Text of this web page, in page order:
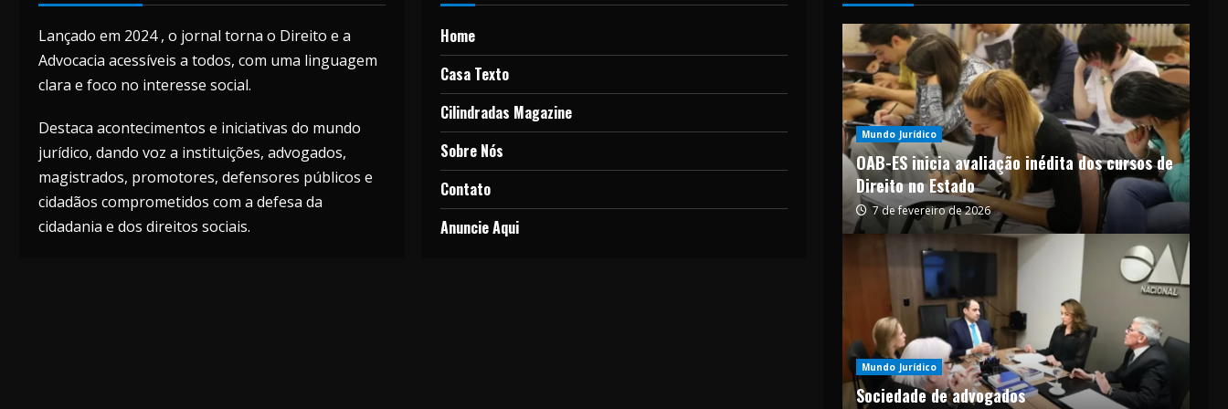
Lançado em 2024 , o jornal torna o Direito e a
Advocacia acessíveis a todos, com uma linguagem
clara e foco no interesse social.
Destaca acontecimentos e iniciativas do mundo
jurídico, dando voz a instituições, advogados,
magistrados, promotores, defensores públicos e
cidadãos comprometidos com a defesa da
cidadania e dos direitos sociais.
Home
Casa Texto
Cilindradas Magazine
Sobre Nós
Contato
Anuncie Aqui
Mundo Jurídico
OAB-ES inicia avaliação inédita dos cursos de
Direito no Estado
7 de fevereiro de 2026
Mundo Jurídico
Sociedade de advogados